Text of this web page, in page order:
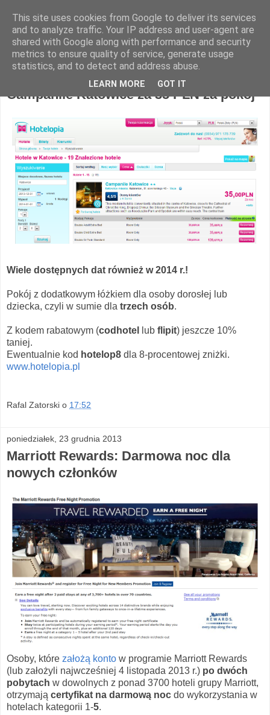
Hotel Spotter
Campanile Katowice za 35 PLN za pokój
Wiele dostępnych dat również w 2014 r.!
Pokój z dodatkowym łóżkiem dla osoby dorosłej lub
dziecka, czyli w sumie dla trzech osób.
Z kodem rabatowym (codhotel lub flipit) jeszcze 10%
taniej.
Ewentualnie kod hotelop8 dla 8-procentowej zniżki.
www.hotelopia.pl
Rafal Zatorski o 17:52
poniedziałek, 23 grudnia 2013
Marriott Rewards: Darmowa noc dla
nowych członków
Osoby, które założą konto w programie Marriott Rewards
(lub założyli najwcześniej 4 listopada 2013 r.) po dwóch
pobytach w dowolnych z ponad 3700 hoteli grupy Marriott,
otrzymają certyfikat na darmową noc do wykorzystania w
hotelach kategorii 1-5.
This site uses cookies from Google to deliver its services
and to analyze traffic. Your IP address and user-agent are
shared with Google along with performance and security
metrics to ensure quality of service, generate usage
statistics, and to detect and address abuse.
LEARN MORE GOT IT